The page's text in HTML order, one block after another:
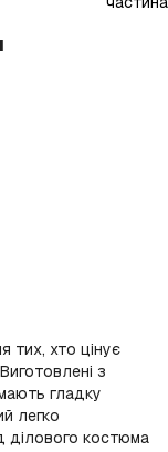
тих, хто цінує
з
гладку
легко
ділового костюма